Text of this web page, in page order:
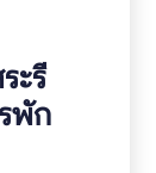
ะรี
พัก